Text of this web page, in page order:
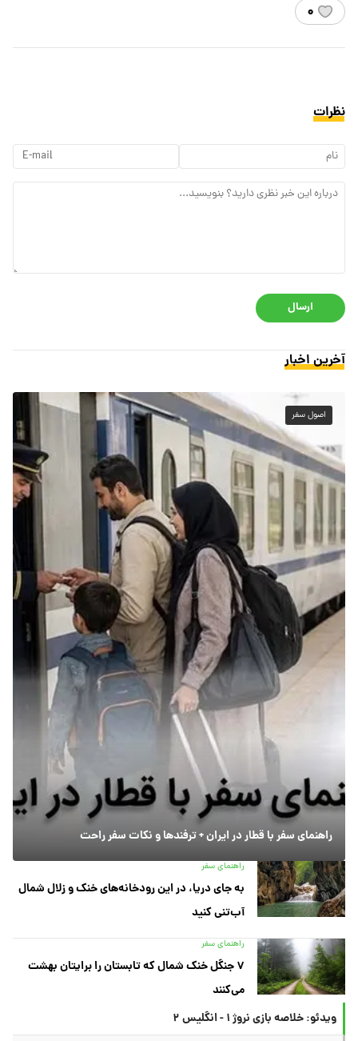
۰
نظرات
ارسال
آخرین اخبار
اصول سفر
راهنمای سفر با قطار در ایران + ترفندها و نکات سفر راحت
راهنمای سفر
به جای دریا، در این رودخانه‌های خنک و زلال شمال
آب‌تنی کنید
راهنمای سفر
۷ جنگل خنک شمال که تابستان را برایتان بهشت
می‌کنند
ویدئو: خلاصه بازی نروژ ۱ - انگلیس ۲